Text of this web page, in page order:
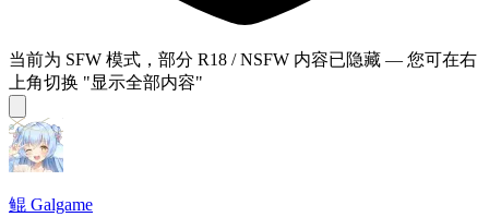
当前为 SFW 模式，部分 R18 / NSFW 内容已隐藏 — 您可在右
上角切换 "显示全部内容"
鲲 Galgame